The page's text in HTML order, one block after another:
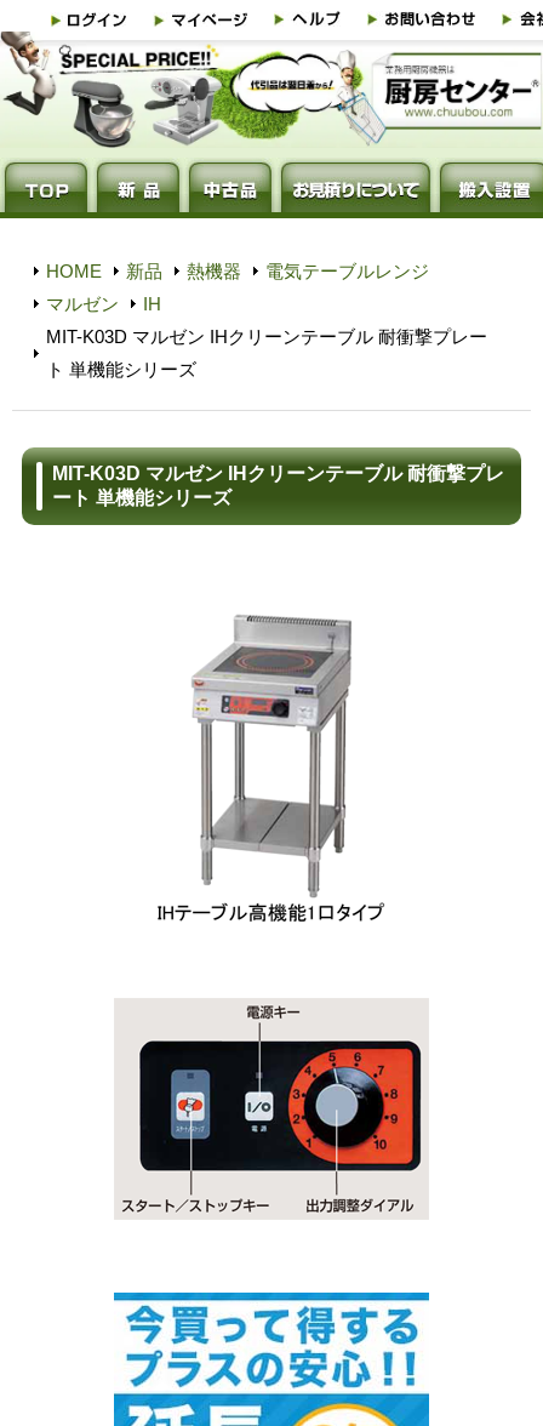
HOME 新品 熱機器
電気テーブルレンジ
マルゼン
IH
MIT-K03D マルゼン IHクリーンテーブル 耐衝撃プレー
ト 単機能シリーズ
MIT-K03D マルゼン IHクリーンテーブル 耐衝撃プレ
ート 単機能シリーズ